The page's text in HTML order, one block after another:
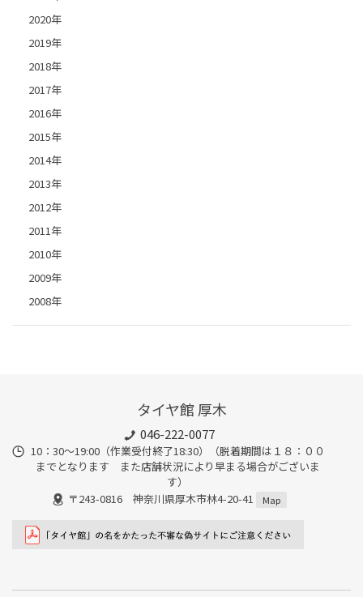
2020年
2019年
2018年
2017年
2016年
2015年
2014年
2013年
2012年
2011年
2010年
2009年
2008年
タイヤ館 厚木
046-222-0077
10：30～19:00（作業受付終了18:30）（脱着期間は１８：００
までとなります また店舗状況により早まる場合がございま
す）
〒243-0816 神奈川県厚木市林4-20-41
Map